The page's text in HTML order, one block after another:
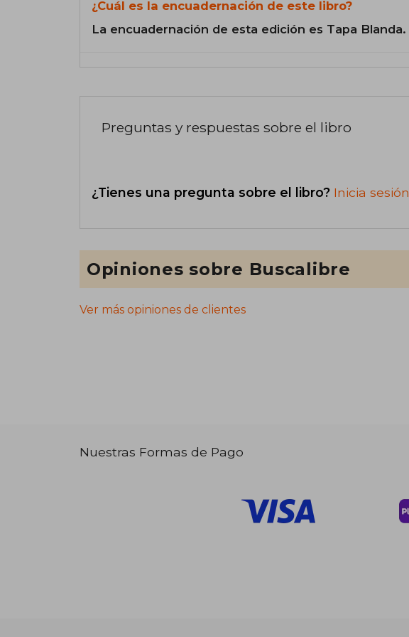
¿Cuál es la encuadernación de este libro?
La encuadernación de esta edición es Tapa Blanda.
Preguntas y respuestas sobre el libro
¿Tienes una pregunta sobre el libro? Inicia sesión
Opiniones sobre Buscalibre
Ver más opiniones de clientes
Nuestras Formas de Pago